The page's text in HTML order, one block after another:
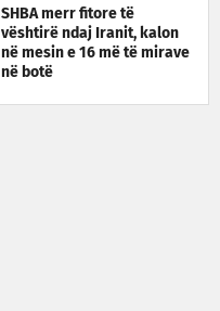
SHBA merr fitore të
vështirë ndaj Iranit, kalon
në mesin e 16 më të mirave
në botë